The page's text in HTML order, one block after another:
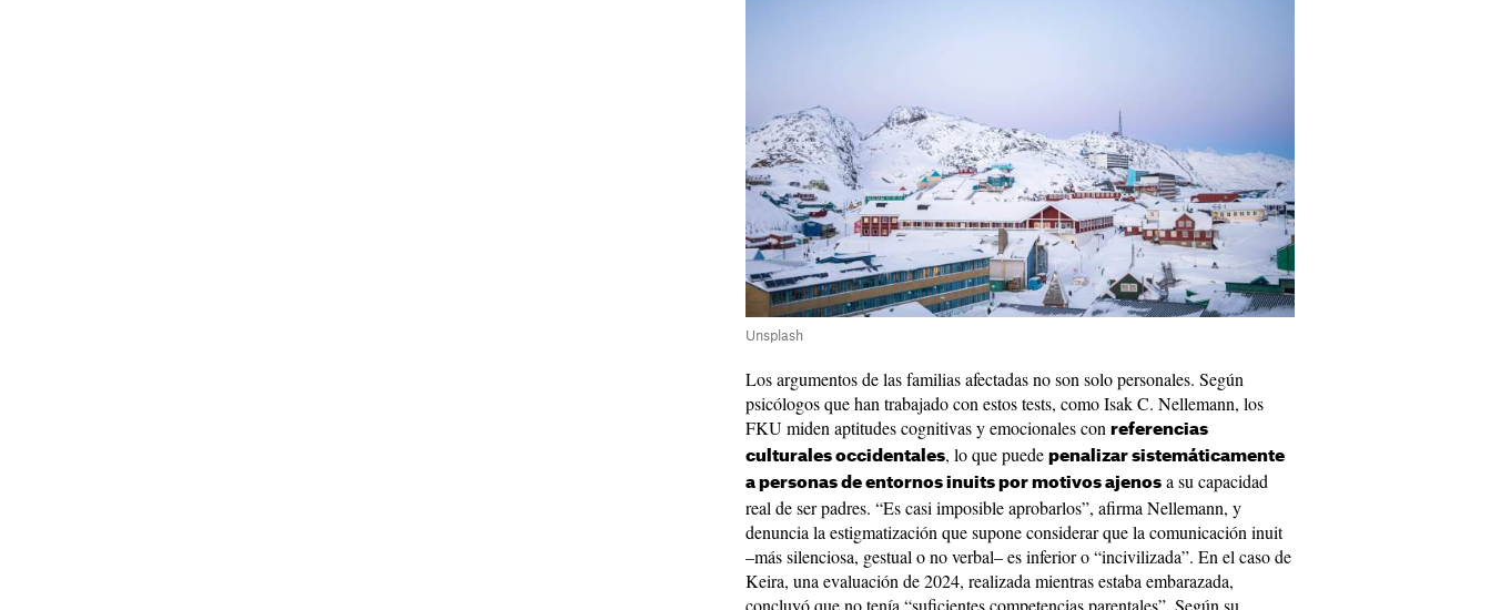
Unsplash
Los argumentos de las familias afectadas no son solo personales. Según
psicólogos que han trabajado con estos tests, como Isak C. Nellemann, los
FKU miden aptitudes cognitivas y emocionales con referencias
culturales occidentales, lo que puede penalizar sistemáticamente
a personas de entornos inuits por motivos ajenos a su capacidad
real de ser padres. “Es casi imposible aprobarlos”, afirma Nellemann, y
denuncia la estigmatización que supone considerar que la comunicación inuit
–más silenciosa, gestual o no verbal– es inferior o “incivilizada”. En el caso de
Keira, una evaluación de 2024, realizada mientras estaba embarazada,
concluyó que no tenía “suficientes competencias parentales”. Según su